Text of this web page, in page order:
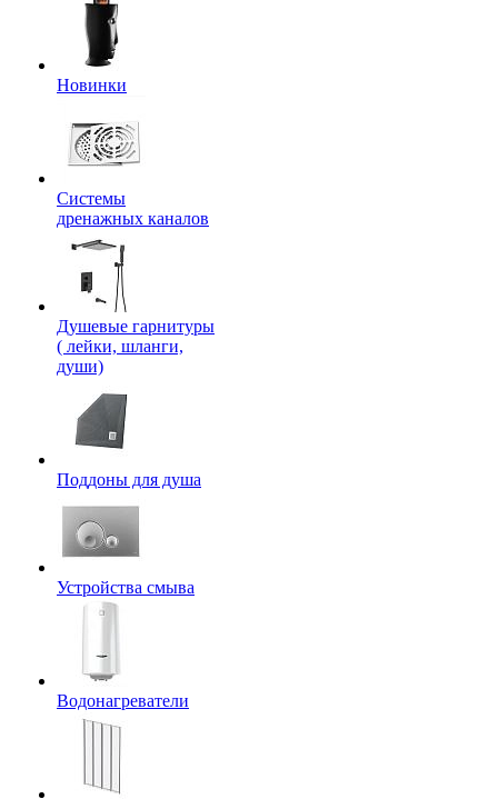
Новинки
Системы
дренажных каналов
Душевые гарнитуры
( лейки, шланги,
души)
Поддоны для душа
Устройства смыва
Водонагреватели